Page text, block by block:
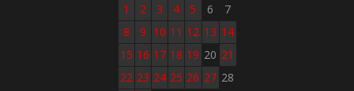
1 2 3 4 5 6
7
8
9 10 11 12 13 14
15 16 17 18 19 20 21
22 23 24 25 26 27 28